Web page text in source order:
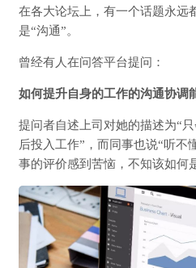
在各大论坛上，有一个话题永远
是“沟通”。
曾经有人在问答平台提问：
如何提升自身的工作的沟通协调
提问者自述上司对她的描述为“
后投入工作”，而同事也说“听不
事的评价感到苦恼，不知该如何